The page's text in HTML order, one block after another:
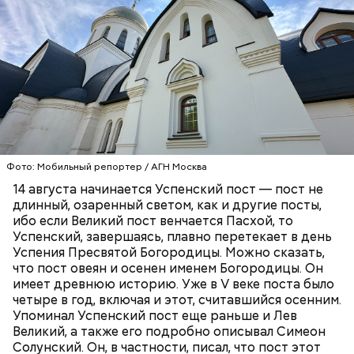
Фото: Мобильный репортер / АГН Москва
14 августа начинается Успенский пост — пост не
длинный, озаренный светом, как и другие посты,
ибо если Великий пост венчается Пасхой, то
Успенский, завершаясь, плавно перетекает в день
Успения Пресвятой Богородицы. Можно сказать,
что пост овеян и осенен именем Богородицы. Он
имеет древнюю историю. Уже в V веке поста было
четыре в год, включая и этот, считавшийся осенним.
Упоминал Успенский пост еще раньше и Лев
Великий, а также его подробно описывал Симеон
Солунский. Он, в частности, писал, что пост этот
13 августа у нас заговенье. Это последний
день перед постом, пока еще можно есть
скоромное — мясо, молоко и рыбу.
Спас Медовый (14 августа), или Спас Мокрый,
поскольку в этот день не только освящают
мед, но и совершают чин водоосвящения —
освящают реки, озера, источники.
19 августа — Яблочный Спас. В церкви
освящают яблоки, виноград и иные плоды.
А вскоре после окончания Успенского поста
наступает Спас Ореховый — 29 августа.
Иначе его называют Хлебным Спасом,
поскольку по времени он совпадает с
Чего нельзя делать в Успенский пост
ПРАВОСЛАВИЕ ХРИСТИАНСТВО РЕЛИГИЯ
Мадмартиган, «Уиллоу» (Willow, 1988)
Фото: «Уиллоу» (Willow, 1988)
фильме «Лучший стрелок». На съемках актер
познакомился со своей будущей женой Джоан
Уэйли.
Virtual Insanity (из альбома "Travelling Without
Moving", 1996)